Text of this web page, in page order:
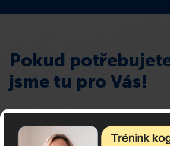
Pokud
jsme tu pro Vás!